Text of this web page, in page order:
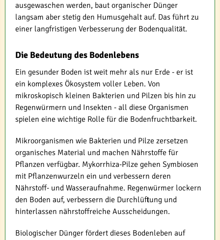
ausgewaschen werden, baut organischer Dünger
langsam aber stetig den Humusgehalt auf. Das führt zu
einer langfristigen Verbesserung der Bodenqualität.
Die Bedeutung des Bodenlebens
Ein gesunder Boden ist weit mehr als nur Erde - er ist
ein komplexes Ökosystem voller Leben. Von
mikroskopisch kleinen Bakterien und Pilzen bis hin zu
Regenwürmern und Insekten - all diese Organismen
spielen eine wichtige Rolle für die Bodenfruchtbarkeit.
Mikroorganismen wie Bakterien und Pilze zersetzen
organisches Material und machen Nährstoffe für
Pflanzen verfügbar. Mykorrhiza-Pilze gehen Symbiosen
mit Pflanzenwurzeln ein und verbessern deren
Nährstoff- und Wasseraufnahme. Regenwürmer lockern
den Boden auf, verbessern die Durchlüftung und
hinterlassen nährstoffreiche Ausscheidungen.
Biologischer Dünger fördert dieses Bodenleben auf